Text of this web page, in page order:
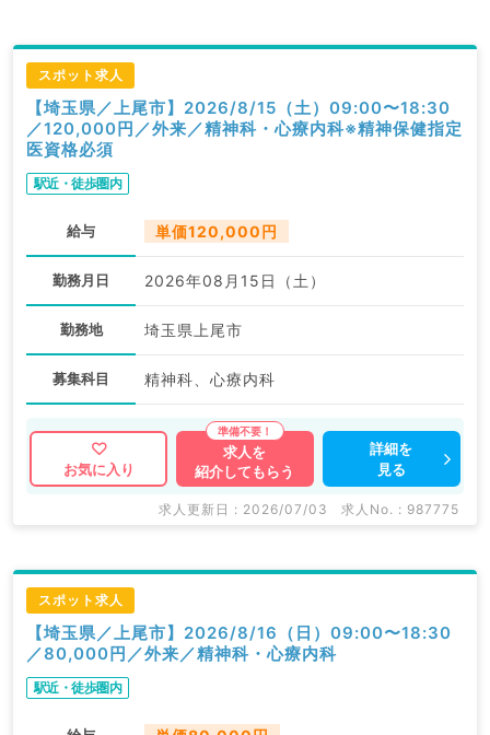
スポット求人
【埼玉県／上尾市】2026/8/15（土）09:00〜18:30
／120,000円／外来／精神科・心療内科※精神保健指定
医資格必須
駅近・徒歩圏内
給与 単価120,000円
勤務月日 2026年08月15日（土）
勤務地 埼玉県上尾市
募集科目 精神科、心療内科
お気に入り
求人を
紹介してもらう
詳細を
見る
求人更新日 : 2026/07/03 求人No. : 987775
スポット求人
【埼玉県／上尾市】2026/8/16（日）09:00〜18:30
／80,000円／外来／精神科・心療内科
駅近・徒歩圏内